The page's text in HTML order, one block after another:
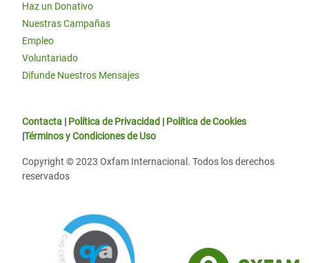
Haz un Donativo
Nuestras Campañas
Empleo
Voluntariado
Difunde Nuestros Mensajes
Contacta | Política de Privacidad | Política de Cookies
|Términos y Condiciones de Uso
Copyright © 2023 Oxfam Internacional. Todos los derechos
reservados